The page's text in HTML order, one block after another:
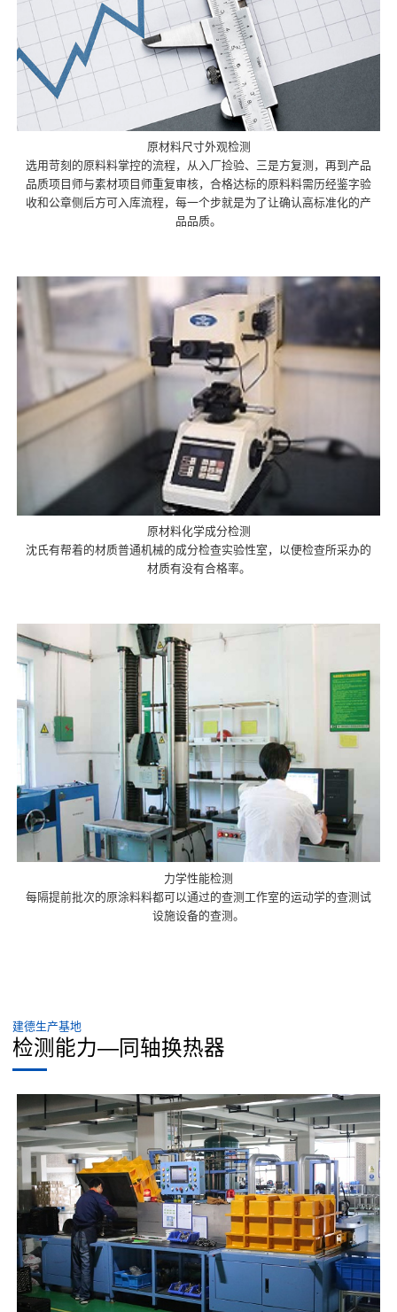
原材料尺寸外观检测
选用苛刻的原料料掌控的流程，从入厂捡验、三是方复测，再到产品
品质项目师与素材项目师重复审核，合格达标的原料料需历经鉴字验
收和公章侧后方可入库流程，每一个步就是为了让确认高标准化的产
品品质。
原材料化学成分检测
沈氏有帮着的材质普通机械的成分检查实验性室，以便检查所采办的
材质有没有合格率。
力学性能检测
每隔提前批次的原涂料料都可以通过的查测工作室的运动学的查测试
设施设备的查测。
建德生产基地
检测能力—同轴换热器